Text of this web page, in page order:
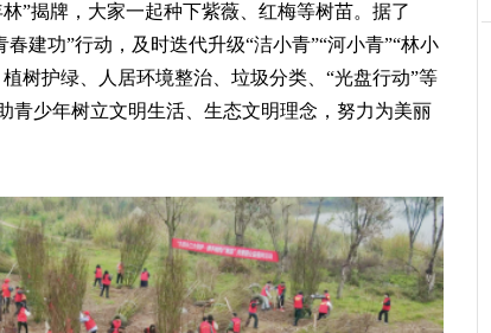
”揭牌，大家一起种下紫薇、红梅等树苗。据了
建功”行动，及时迭代升级“洁小青”“河小青”“林小
树护绿、人居环境整治、垃圾分类、“光盘行动”等
青少年树立文明生活、生态文明理念，努力为美丽